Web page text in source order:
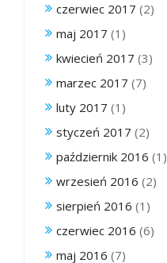
czerwiec 2017 (2)
maj 2017 (1)
kwiecień 2017 (3)
marzec 2017 (7)
luty 2017 (1)
styczeń 2017 (2)
październik 2016 (1)
wrzesień 2016 (2)
sierpień 2016 (1)
czerwiec 2016 (6)
maj 2016 (7)